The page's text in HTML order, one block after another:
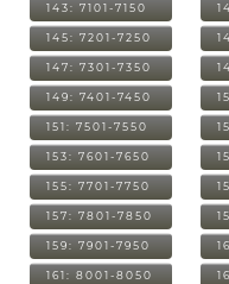
143: 7101-7150
145: 7201-7250
147: 7301-7350
149: 7401-7450
151: 7501-7550
153: 7601-7650
155: 7701-7750
157: 7801-7850
159: 7901-7950
161: 8001-8050